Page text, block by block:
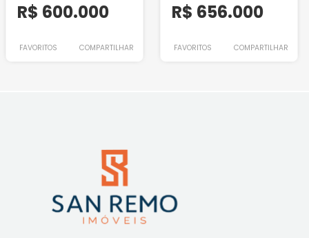
R$ 600.000
FAVORITOS COMPARTILHAR
R$ 656.000
FAVORITOS COMPARTILHAR